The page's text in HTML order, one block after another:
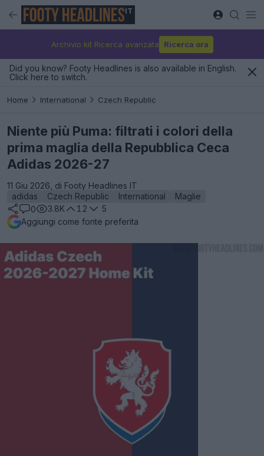
IT
Archivio kit Ricerca avanzata Ricerca ora
Did you know? Footy Headlines is also available in English.
Click here to switch.
Home International Czech Republic
Niente più Puma: filtrati i colori della
prima maglia della Repubblica Ceca
Adidas 2026-27
11 Giu 2026, di Footy Headlines IT
adidas
Czech Republic International
Maglie
0
3.8K 12
5
Aggiungi come fonte preferita